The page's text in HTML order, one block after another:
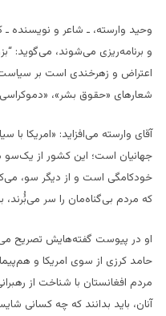
وحید وارسته، ـ شاعر و
و برنامه‌ریزی می‌شوند، می‌گوید:
اعتراض و زهرخندی است بر
شعارهای «حقوق بشر»،
آقای وارسته می‌افزاید: «امریکا
جهانیان است؛ این کشور از
خودکامگی است و از دیگر سو،
که مردم بی‌گناه‌مان را سر می‌بُُرند،
او در پیوست گفته‌هایش تصریح
حامد کرزی از سوی امریکا و
مردم افغانستان با شناخت از
آنان، باید بدانند که چه کسانی